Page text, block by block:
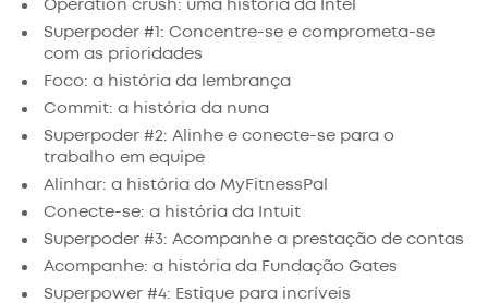
Operation crush: uma história da Intel
Superpoder #1: Concentre-se e comprometa-se
com as prioridades
Foco: a história da lembrança
Commit: a história da nuna
Superpoder #2: Alinhe e conecte-se para o
trabalho em equipe
Alinhar: a história do MyFitnessPal
Conecte-se: a história da Intuit
Superpoder #3: Acompanhe a prestação de contas
Acompanhe: a história da Fundação Gates
Superpower #4: Estique para incríveis